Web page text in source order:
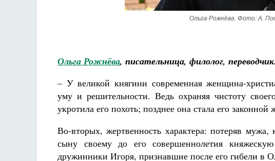
Ольга Рожнёва. Фото: А.
Ольга Рожнёва, писательница, филолог,
– У великой княгини современная женщина-
уму и решительности. Ведь охраняя чистоту
укротила его похоть; позднее она стала его законной
Во-вторых, жертвенность характера: потеряв
сыну своему до его совершеннолетия
дружинники Игоря, признавшие после его гибели в